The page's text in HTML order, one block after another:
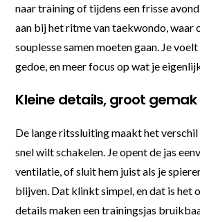
naar training of tijdens een frisse
aan bij het ritme van taekwondo, waar
souplesse samen moeten gaan. Je
gedoe, en meer focus op wat je
Kleine details, groot gemak
De lange ritssluiting maakt het
snel wilt schakelen. Je opent de jas
ventilatie, of sluit hem juist als je
blijven. Dat klinkt simpel, en dat is het
details maken een trainingsjas